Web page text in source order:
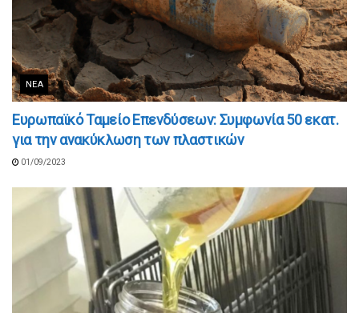
ΝΈΑ
Ευρωπαϊκό Ταμείο Επενδύσεων: Συμφωνία 50 εκατ.
για την ανακύκλωση των πλαστικών
01/09/2023